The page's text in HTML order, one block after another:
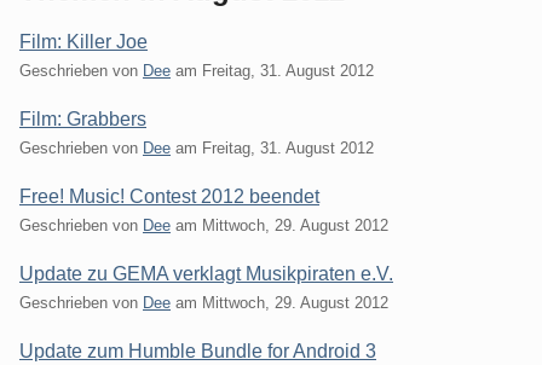
Film: Killer Joe
Geschrieben von Dee am Freitag, 31. August 2012
Film: Grabbers
Geschrieben von Dee am Freitag, 31. August 2012
Free! Music! Contest 2012 beendet
Geschrieben von Dee am Mittwoch, 29. August 2012
Update zu GEMA verklagt Musikpiraten e.V.
Geschrieben von Dee am Mittwoch, 29. August 2012
Update zum Humble Bundle for Android 3